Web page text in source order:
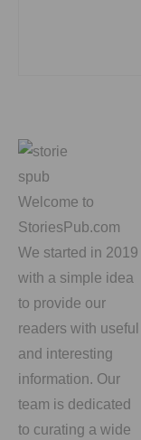
Welcome to
StoriesPub.com
We started in 2019
with a simple idea
to provide our
readers with useful
and interesting
information. Our
team is dedicated
to curating a wide